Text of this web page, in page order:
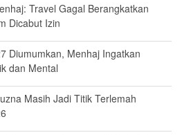
Travel Gagal Berangkatkan
Dicabut Izin
Diumumkan, Menhaj Ingatkan
dan Mental
Masih Jadi Titik Terlemah